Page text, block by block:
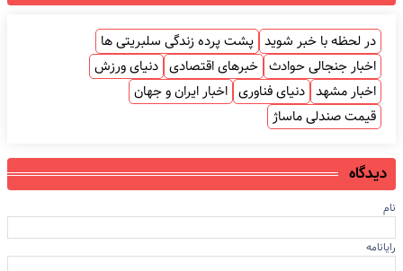
در لحظه با خبر شوید پشت پرده زندگی سلبریتی ها
اخبار جنجالی حوادث خبرهای اقتصادی دنیای ورزش
اخبار مشهد دنیای فناوری اخبار ایران و جهان
قیمت صندلی ماساژ
دیدگاه
نام
رایانامه